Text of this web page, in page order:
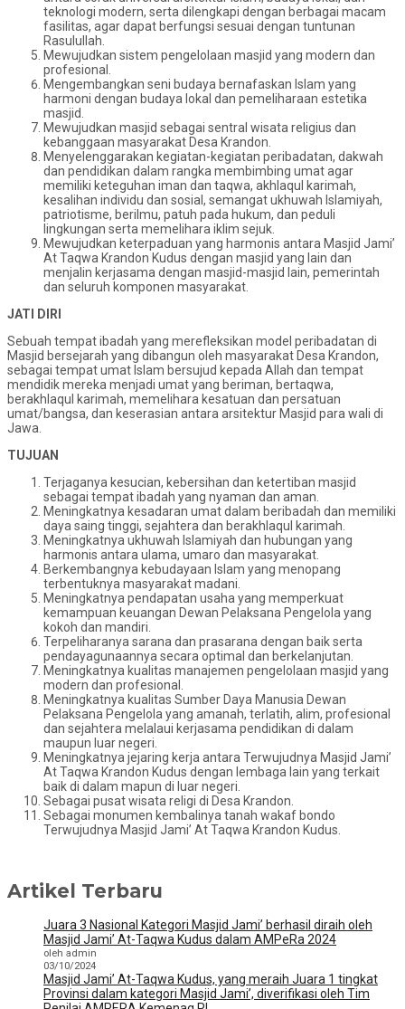
teknologi modern, serta dilengkapi dengan berbagai macam
fasilitas, agar dapat berfungsi sesuai dengan tuntunan
Rasulullah.
Mewujudkan sistem pengelolaan masjid yang modern dan
profesional.
Mengembangkan seni budaya bernafaskan Islam yang
harmoni dengan budaya lokal dan pemeliharaan estetika
masjid.
Mewujudkan masjid sebagai sentral wisata religius dan
kebanggaan masyarakat Desa Krandon.
Menyelenggarakan kegiatan-kegiatan peribadatan, dakwah
dan pendidikan dalam rangka membimbing umat agar
memiliki keteguhan iman dan taqwa, akhlaqul karimah,
kesalihan individu dan sosial, semangat ukhuwah Islamiyah,
patriotisme, berilmu, patuh pada hukum, dan peduli
lingkungan serta memelihara iklim sejuk.
Mewujudkan keterpaduan yang harmonis antara Masjid Jami’
At Taqwa Krandon Kudus dengan masjid yang lain dan
menjalin kerjasama dengan masjid-masjid lain, pemerintah
dan seluruh komponen masyarakat.
JATI DIRI
Sebuah tempat ibadah yang merefleksikan model peribadatan di
Masjid bersejarah yang dibangun oleh masyarakat Desa Krandon,
sebagai tempat umat Islam bersujud kepada Allah dan tempat
mendidik mereka menjadi umat yang beriman, bertaqwa,
berakhlaqul karimah, memelihara kesatuan dan persatuan
umat/bangsa, dan keserasian antara arsitektur Masjid para wali di
Jawa.
TUJUAN
Terjaganya kesucian, kebersihan dan ketertiban masjid
sebagai tempat ibadah yang nyaman dan aman.
Meningkatnya kesadaran umat dalam beribadah dan memiliki
daya saing tinggi, sejahtera dan berakhlaqul karimah.
Meningkatnya ukhuwah Islamiyah dan hubungan yang
harmonis antara ulama, umaro dan masyarakat.
Berkembangnya kebudayaan Islam yang menopang
terbentuknya masyarakat madani.
Meningkatnya pendapatan usaha yang memperkuat
kemampuan keuangan Dewan Pelaksana Pengelola yang
kokoh dan mandiri.
Terpeliharanya sarana dan prasarana dengan baik serta
pendayagunaannya secara optimal dan berkelanjutan.
Meningkatnya kualitas manajemen pengelolaan masjid yang
modern dan profesional.
Meningkatnya kualitas Sumber Daya Manusia Dewan
Pelaksana Pengelola yang amanah, terlatih, alim, profesional
dan sejahtera melalaui kerjasama pendidikan di dalam
maupun luar negeri.
Meningkatnya jejaring kerja antara Terwujudnya Masjid Jami’
At Taqwa Krandon Kudus dengan lembaga lain yang terkait
baik di dalam mapun di luar negeri.
Sebagai pusat wisata religi di Desa Krandon.
Sebagai monumen kembalinya tanah wakaf bondo
Terwujudnya Masjid Jami’ At Taqwa Krandon Kudus.
Artikel Terbaru
Juara 3 Nasional Kategori Masjid Jami’ berhasil diraih oleh
Masjid Jami’ At-Taqwa Kudus dalam AMPeRa 2024
oleh admin
03/10/2024
Masjid Jami’ At-Taqwa Kudus, yang meraih Juara 1 tingkat
Provinsi dalam kategori Masjid Jami’, diverifikasi oleh Tim